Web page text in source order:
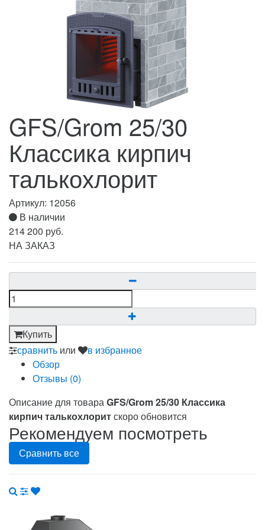
GFS/Grom 25/30
Классика кирпич
талькохлорит
Артикул: 12056
В наличии
214 200 руб.
НА ЗАКАЗ
Купить
сравнить или
в избранное
Обзор
Отзывы (0)
Описание для товараGFS/Grom 25/30 Классика
кирпич талькохлоритскоро обновится
Рекомендуем посмотреть
Сравнить все